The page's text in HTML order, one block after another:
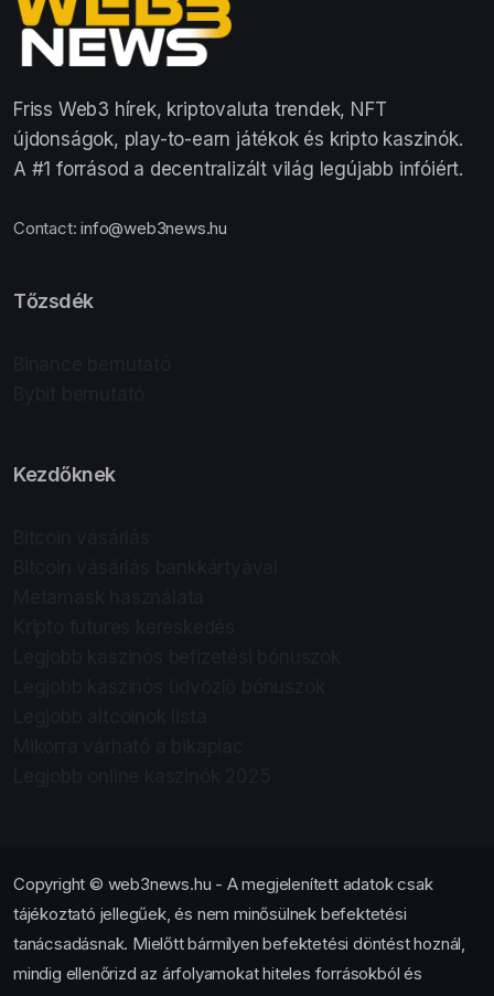
Friss Web3 hírek, kriptovaluta trendek, NFT
újdonságok, play-to-earn játékok és kripto kaszinók.
A #1 forrásod a decentralizált világ legújabb infóiért.
Contact:info@web3news.hu
Tőzsdék
Kezdőknek
Copyright © web3news.hu - A megjelenített adatok csak
tájékoztató jellegűek, és nem minősülnek befektetési
tanácsadásnak. Mielőtt bármilyen befektetési döntést hoznál,
mindig ellenőrizd az árfolyamokat hiteles forrásokból és